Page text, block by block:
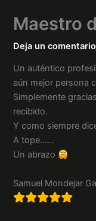
Maestro
Deja un comentario
Un auténtico
aún mejor persona
Simplemente
recibido.
Y como siempre
A tope……
Un abrazo
Samuel Mondejar